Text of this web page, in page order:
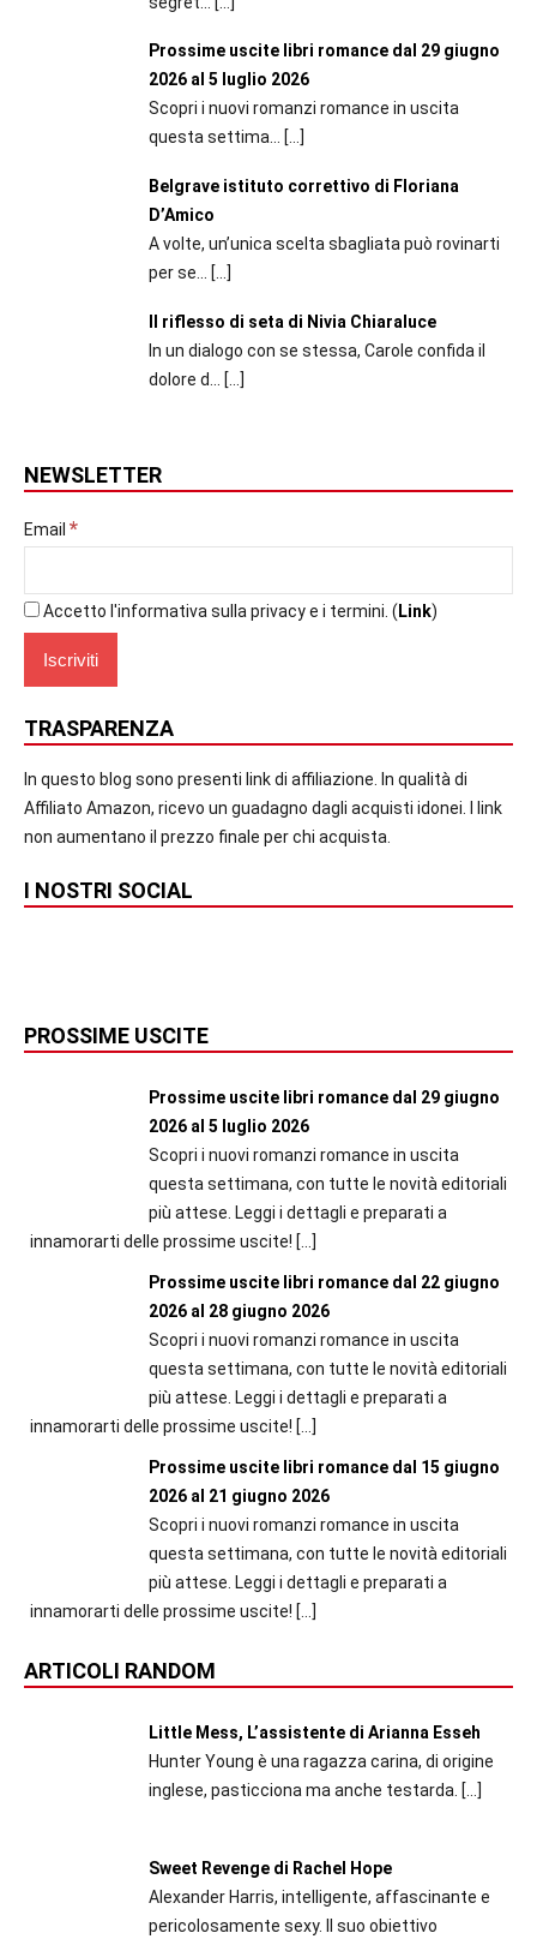
Prossime uscite libri romance dal 29 giugno
2026 al 5 luglio 2026
Scopri i nuovi romanzi romance in uscita
questa settima... […]
Belgrave istituto correttivo di Floriana
D’Amico
A volte, un’unica scelta sbagliata può rovinarti
per se...
[…]
Il riflesso di seta di Nivia Chiaraluce
In un dialogo con se stessa, Carole confida il
dolore d...
[…]
NEWSLETTER
Email *
Accetto l'informativa sulla privacy e i termini. ( Link)
TRASPARENZA
In questo blog sono presenti link di affiliazione. In qualità di
Affiliato Amazon, ricevo un guadagno dagli acquisti idonei. I link
non aumentano il prezzo finale per chi acquista.
I NOSTRI SOCIAL
PROSSIME USCITE
Prossime uscite libri romance dal 29 giugno
2026 al 5 luglio 2026
Scopri i nuovi romanzi romance in uscita
questa settimana, con tutte le novità editoriali
più attese. Leggi i dettagli e preparati a
innamorarti delle prossime uscite! […]
Prossime uscite libri romance dal 22 giugno
2026 al 28 giugno 2026
Scopri i nuovi romanzi romance in uscita
questa settimana, con tutte le novità editoriali
più attese. Leggi i dettagli e preparati a
innamorarti delle prossime uscite! […]
Prossime uscite libri romance dal 15 giugno
2026 al 21 giugno 2026
Scopri i nuovi romanzi romance in uscita
questa settimana, con tutte le novità editoriali
più attese. Leggi i dettagli e preparati a
innamorarti delle prossime uscite! […]
ARTICOLI RANDOM
Little Mess, L’assistente di Arianna Esseh
Hunter Young è una ragazza carina, di origine
inglese, pasticciona ma anche testarda. […]
Sweet Revenge di Rachel Hope
Alexander Harris, intelligente, affascinante e
pericolosamente sexy. Il suo obiettivo